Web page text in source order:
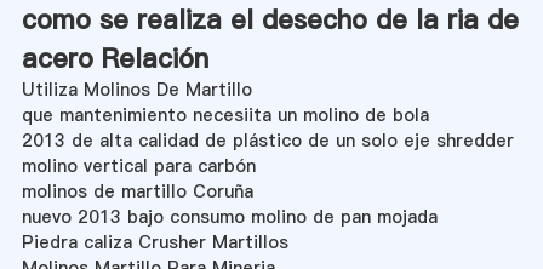
como se realiza el desecho de la ria de
acero Relación
Utiliza Molinos De Martillo
que mantenimiento necesiita un molino de bola
2013 de alta calidad de plástico de un solo eje shredder
molino vertical para carbón
molinos de martillo Coruña
nuevo 2013 bajo consumo molino de pan mojada
Piedra caliza Crusher Martillos